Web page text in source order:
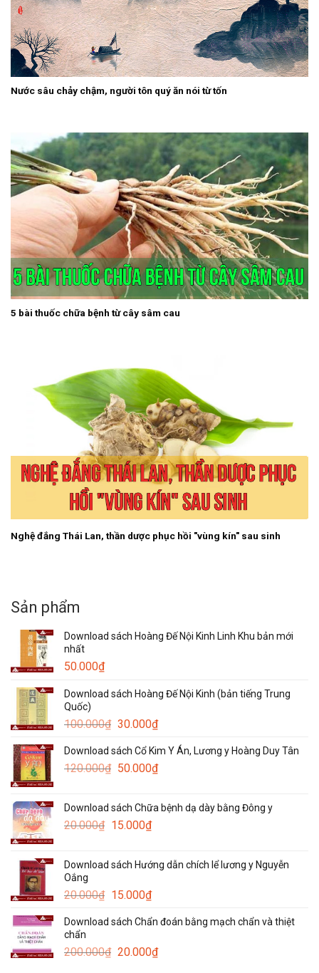
Nước sâu chảy chậm, người tôn quý ăn nói từ tốn
5 bài thuốc chữa bệnh từ cây sâm cau
Nghệ đắng Thái Lan, thần dược phục hồi "vùng kín" sau sinh
Sản phẩm
Download sách Hoàng Đế Nội Kinh Linh Khu bản mới
nhất
50.000₫
Download sách Hoàng Đế Nội Kinh (bản tiếng Trung
Quốc)
100.000₫ Giá
là:
100.000₫.
30.000₫Giá
tại
là:
Download sách Cổ Kim Y Án, Lương y Hoàng Duy Tân
120.000₫ Giá
120.000₫.
50.000₫Giá
là:
Download sách Chữa bệnh dạ dày bằng Đông y
20.000₫ Giá
20.000₫.
15.000₫Giá
là:
Download sách Hướng dẫn chích lể lương y Nguyễn
Oắng
20.000₫ Giá
là:
15.000₫Giá
tại
15.000₫.
Download sách Chẩn đoán bằng mạch chẩn và thiệt
chẩn
200.000₫ Giá
20.000₫Giá